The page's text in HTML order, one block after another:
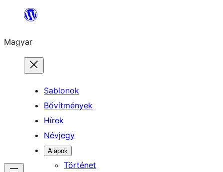
Ugrás
tartalomhoz
Magyar
Sablonok
Bővítmények
Hírek
Névjegy
Alapok
Történet